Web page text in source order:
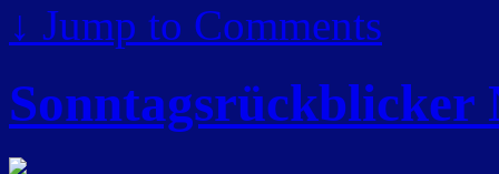
↓ Jump to Comments
Sonntagsrückblicker